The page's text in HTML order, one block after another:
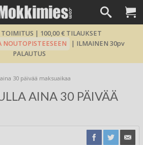
| 100,00 € TILAUKSET
NOUTOPISTEESEEN
| ILMAINEN 30pv
PALAUTUS
30 päivää maksuaikaa
AINA 30 PÄIVÄÄ